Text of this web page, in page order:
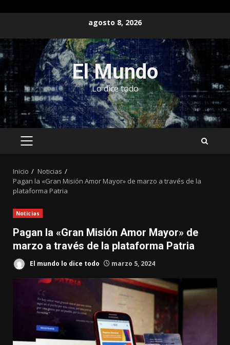
contenido
agosto 8, 2026
El Mundo
Lo dice todo
MENÚ
Inicio
Noticias
Pagan la «Gran Misión Amor Mayor» de marzo a través de la
plataforma Patria
Noticias
Pagan la «Gran Misión Amor Mayor» de
marzo a través de la plataforma Patria
El mundo lo dice todo marzo 5, 2024